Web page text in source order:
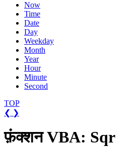
Now
Time
Date
Day
Weekday
Month
Year
Hour
Minute
Second
TOP
❮ ❯
फ़ंक्शन VBA: Sqr